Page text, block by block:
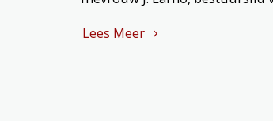
Lees Meer